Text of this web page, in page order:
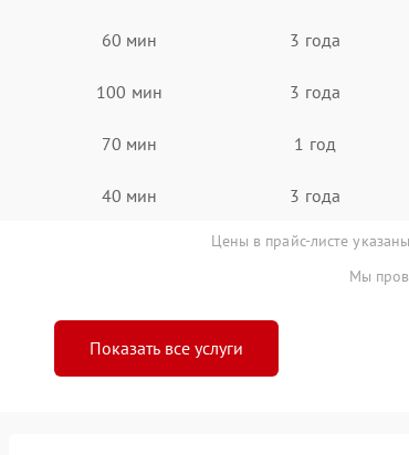
60 мин 3 года
100 мин 3 года
70 мин 1 год
40 мин 3 года
Цены в прайс-листе
Мы
Показать все услуги